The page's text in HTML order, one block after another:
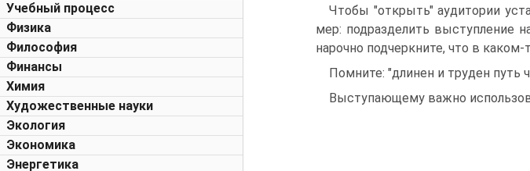
Учебный процесс
Физика
Философия
Финансы
Химия
Художественные науки
Экология
Экономика
Энергетика
Чтобы "открыть" аудитории
мер: подразделить выступление
нарочно подчеркните, что в
Помните: "длинен и труден путь
Выступающему важно